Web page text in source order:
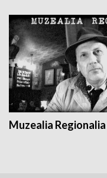
Muzealia Regionalia